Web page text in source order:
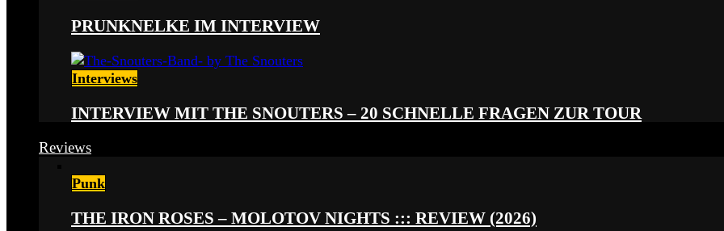
PRUNKNELKE IM INTERVIEW
Interviews
INTERVIEW MIT THE SNOUTERS – 20 SCHNELLE FRAGEN ZUR TOUR
Reviews
Punk
THE IRON ROSES – MOLOTOV NIGHTS ::: REVIEW (2026)